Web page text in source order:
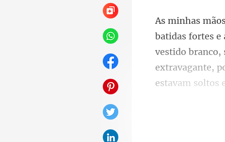
vestido branco,
extravaga